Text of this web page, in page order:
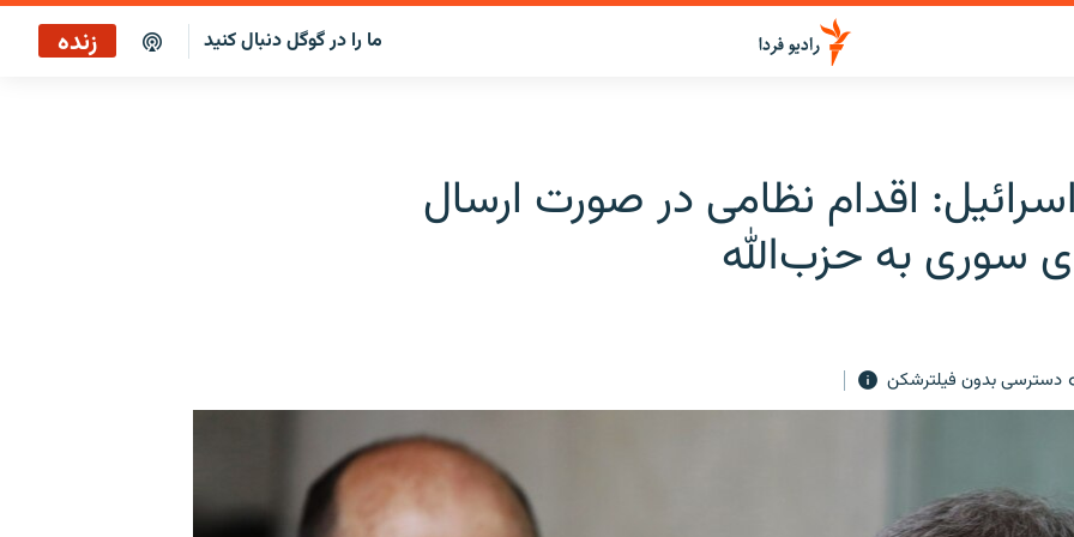
ما را در گوگل دنبال کنید زنده
اقدام نظامی در صورت ارسال
سوری به حزب‌الله
دسترسی بدون فیلترشکن